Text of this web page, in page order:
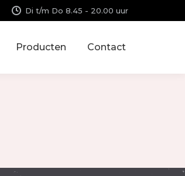
Di t/m Do 8.45 - 20.00 uur
Producten Contact